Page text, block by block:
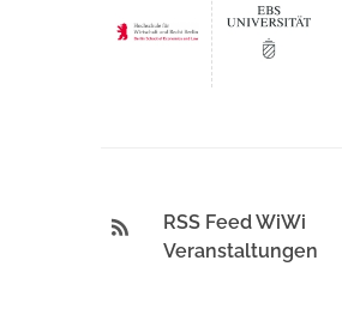
RSS Feed WiWi
Veranstaltungen